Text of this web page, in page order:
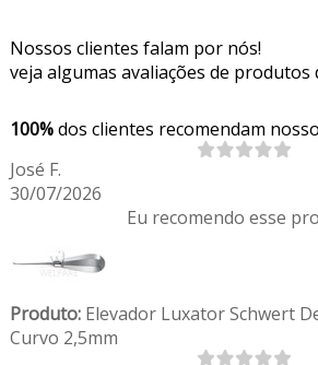
Nossos clientes falam por nós!
veja algumas avaliações de produtos
100%dos clientes recomendam
José F.
30/07/2026
Eu recomendo esse
Produto:Elevador Luxator Schwert
Curvo 2,5mm